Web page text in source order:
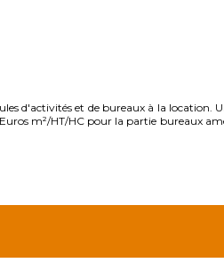
d'activités et de bureaux à la location.
m²/HT/HC pour la partie bureaux